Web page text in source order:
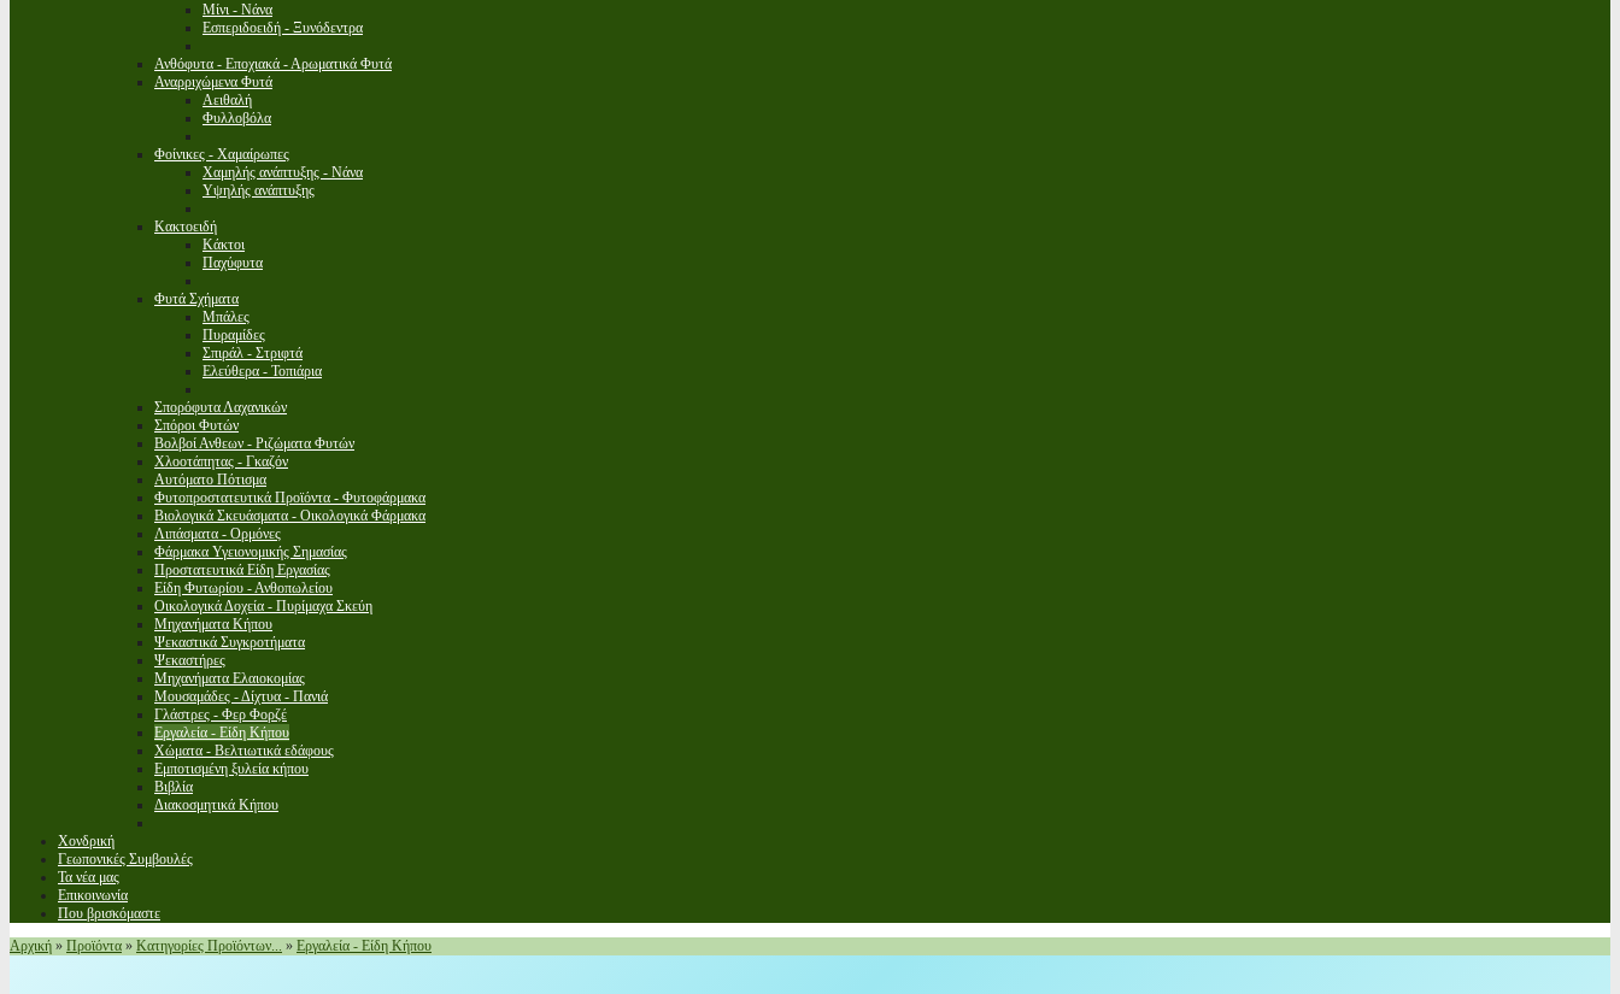
Μίνι - Νάνα
Εσπεριδοειδή - Ξυνόδεντρα
Ανθόφυτα - Εποχιακά - Αρωματικά Φυτά
Αναρριχώμενα Φυτά
Αειθαλή
Φυλλοβόλα
Φοίνικες - Χαμαίρωπες
Χαμηλής ανάπτυξης - Νάνα
Υψηλής ανάπτυξης
Κακτοειδή
Κάκτοι
Παχύφυτα
Φυτά Σχήματα
Μπάλες
Πυραμίδες
Σπιράλ - Στριφτά
Ελεύθερα - Τοπιάρια
Σπορόφυτα Λαχανικών
Σπόροι Φυτών
Βολβοί Ανθεων - Ριζώματα Φυτών
Χλοοτάπητας - Γκαζόν
Αυτόματο Πότισμα
Φυτοπροστατευτικά Προϊόντα - Φυτοφάρμακα
Βιολογικά Σκευάσματα - Οικολογικά Φάρμακα
Λιπάσματα - Ορμόνες
Φάρμακα Υγειονομικής Σημασίας
Προστατευτικά Είδη Εργασίας
Είδη Φυτωρίου - Ανθοπωλείου
Οικολογικά Δοχεία - Πυρίμαχα Σκεύη
Μηχανήματα Κήπου
Ψεκαστικά Συγκροτήματα
Ψεκαστήρες
Μηχανήματα Ελαιοκομίας
Μουσαμάδες - Δίχτυα - Πανιά
Γλάστρες - Φερ Φορζέ
Εργαλεία - Είδη Κήπου
Χώματα - Βελτιωτικά εδάφους
Εμποτισμένη ξυλεία κήπου
Βιβλία
Διακοσμητικά Κήπου
Χονδρική
Γεωπονικές Συμβουλές
Τα νέα μας
Επικοινωνία
Που βρισκόμαστε
Αρχική » Προϊόντα » Κατηγορίες Προϊόντων... » Εργαλεία - Είδη Κήπου